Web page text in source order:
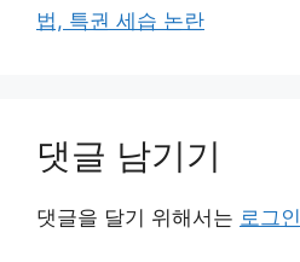
법, 특권 세습 논란
댓글 남기기
댓글을 달기 위해서는 로그인